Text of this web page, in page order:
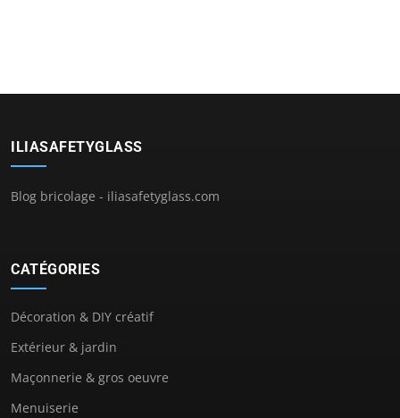
ILIASAFETYGLASS
Blog bricolage - iliasafetyglass.com
CATÉGORIES
Décoration & DIY créatif
Extérieur & jardin
Maçonnerie & gros oeuvre
Menuiserie